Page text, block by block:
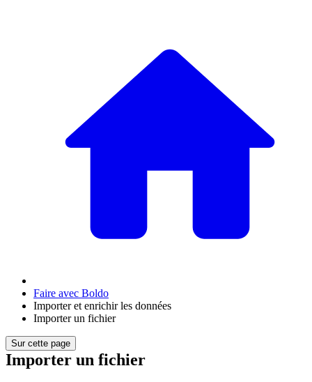
Faire avec Boldo
Importer et enrichir les données
Importer un fichier
Sur cette page
Importer un fichier